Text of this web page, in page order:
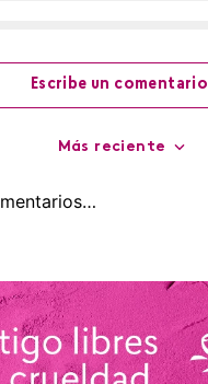
Escribe un comentario
de 1 a 5 estrellas
Más reciente